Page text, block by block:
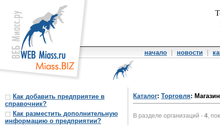
начало новости
Как добавить предприятие в
справочник?
Как разместить дополнительную
информацию о предприятии?
Каталог: Торговля:
В разделе организаций - 4 ,